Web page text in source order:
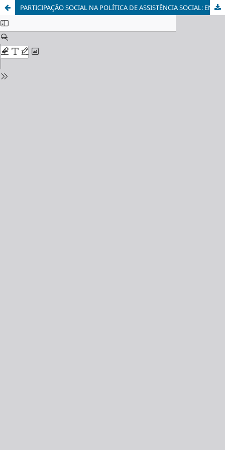
PARTICIPAÇÃO SOCIAL NA POLÍTICA DE ASSISTÊNCIA SOCIAL: ENTRE O DIREITO FORMAL E A PERCEPÇÃO DOS USUÁRIOS DO CRAS